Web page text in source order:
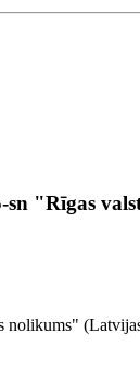
"Rīgas
nolikums"